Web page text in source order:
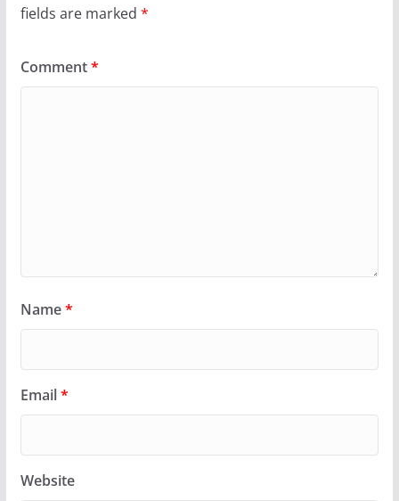
fields are marked *
Comment*
Name*
Email*
Website